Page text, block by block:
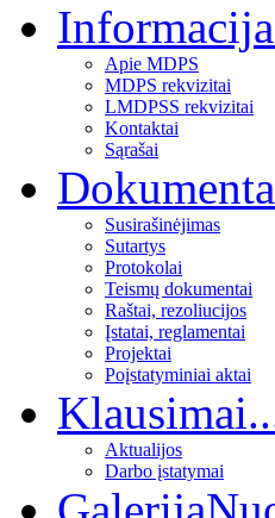
Informacija
Apie MDPS
MDPS rekvizitai
LMDPSS rekvizitai
Kontaktai
Sąrašai
Susirašinėjimas
Sutartys
Protokolai
Teismų dokumentai
Raštai, rezoliucijos
Įstatai, reglamentai
Projektai
Poįstatyminiai aktai
Klausimai
Aktualijos
Darbo įstatymai